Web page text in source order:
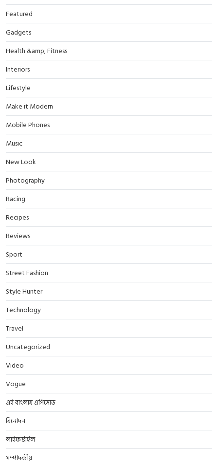
Featured
Gadgets
Health &amp; Fitness
Interiors
Lifestyle
Make it Modern
Mobile Phones
Music
New Look
Photography
Racing
Recipes
Reviews
Sport
Street Fashion
Style Hunter
Technology
Travel
Uncategorized
Video
Vogue
এই বাংলায় এপিসোড
বিনোদন
লাইফস্টাইল
সম্পাদকীয়